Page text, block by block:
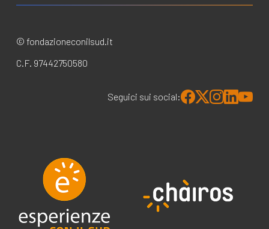
© fondazioneconilsud.it
C.F. 97442750580
Seguici sui social: